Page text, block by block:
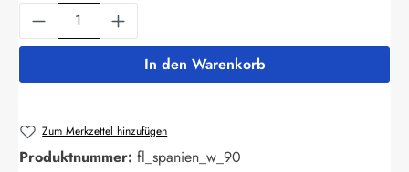
Produkt Anzahl: Gib den gewünschten
In den Warenkorb
Zum Merkzettel hinzufügen
Produktnummer: fl_spanien_w_90